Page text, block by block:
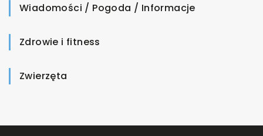
Wiadomości / Pogoda / Informacje
Zdrowie i fitness
Zwierzęta